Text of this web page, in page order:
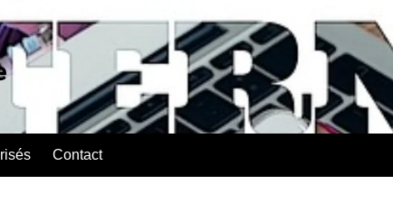
Contact